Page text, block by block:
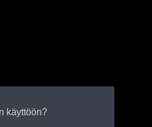
käyttöön?